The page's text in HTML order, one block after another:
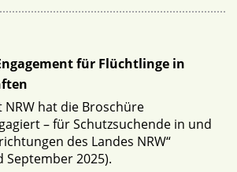
für Flüchtlinge in
hat die Broschüre
– für Schutzsuchende in und
des Landes NRW“
September 2025).